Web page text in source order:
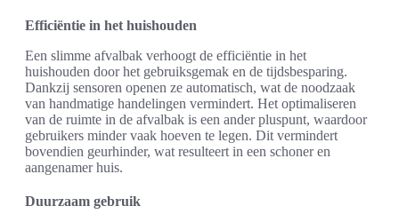
Efficiëntie in het huishouden
Een slimme afvalbak verhoogt de efficiëntie in het
huishouden door het gebruiksgemak en de tijdsbesparing.
Dankzij sensoren openen ze automatisch, wat de noodzaak
van handmatige handelingen vermindert. Het optimaliseren
van de ruimte in de afvalbak is een ander pluspunt, waardoor
gebruikers minder vaak hoeven te legen. Dit vermindert
bovendien geurhinder, wat resulteert in een schoner en
aangenamer huis.
Duurzaam gebruik